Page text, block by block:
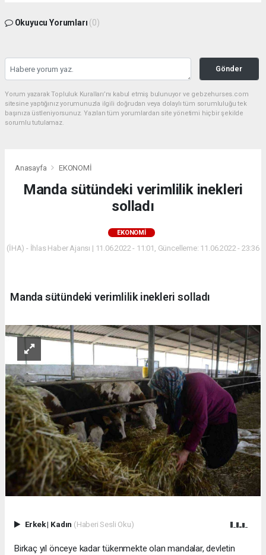
Okuyucu Yorumları (0)
Gönder
Yorum yazarak Topluluk Kuralları’nı kabul etmiş bulunuyor ve gebzehurses.com
sitesine yaptığınız yorumunuzla ilgili doğrudan veya dolaylı tüm sorumluluğu tek
başınıza üstleniyorsunuz. Yazılan tüm yorumlardan site yönetimi hiçbir şekilde
sorumlu tutulamaz.
Anasayfa EKONOMİ
Manda sütündeki verimlilik inekleri
solladı
EKONOMİ
(İHA) - İhlas Haber Ajansı | 11.06.2022 - 11:01, Güncelleme: 11.06.2022 - 23:36
Manda sütündeki verimlilik inekleri solladı
Erkek| Kadın (Haberi Sesli Oku)
Birkaç yıl önceye kadar tükenmekte olan mandalar, devletin